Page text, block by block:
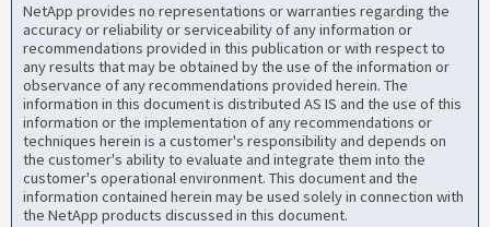
NetApp provides no representations or warranties regarding the
accuracy or reliability or serviceability of any information or
recommendations provided in this publication or with respect to
any results that may be obtained by the use of the information or
observance of any recommendations provided herein. The
information in this document is distributed AS IS and the use of this
information or the implementation of any recommendations or
techniques herein is a customer's responsibility and depends on
the customer's ability to evaluate and integrate them into the
customer's operational environment. This document and the
information contained herein may be used solely in connection with
the NetApp products discussed in this document.